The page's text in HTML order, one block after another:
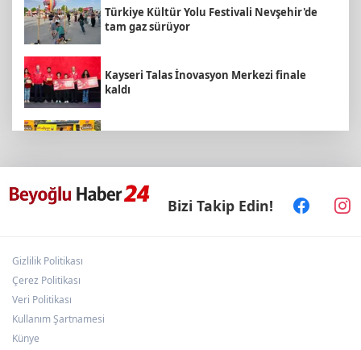
Türkiye Kültür Yolu Festivali Nevşehir'de
tam gaz sürüyor
Kayseri Talas İnovasyon Merkezi finale
kaldı
Nevşehir Kültür Yolu'nda etkinlikler
peşpeşe yapıldı
Bizi Takip Edin!
Gizlilik Politikası
Çerez Politikası
Veri Politikası
Kullanım Şartnamesi
Künye